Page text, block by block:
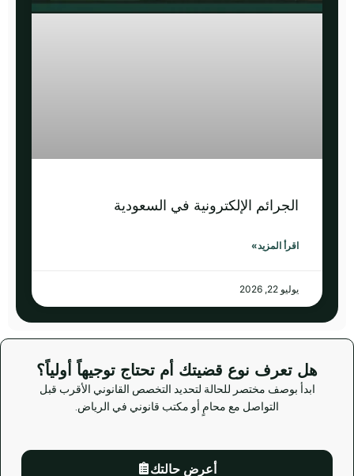
الجرائم الإلكترونية في السعودية
اقرأ المزيد»
يوليو 22, 2026
هل تعرف نوع قضيتك أم تحتاج توجيهاً أولياً؟
ابدأ بوصف مختصر للحالة لتحديد التخصص القانوني الأقرب قبل
التواصل مع محامٍ أو مكتب قانوني في الرياض.
أعرض حالتك